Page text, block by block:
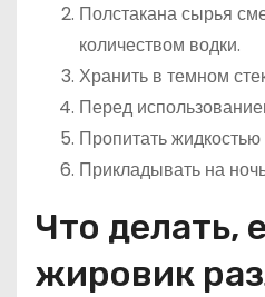
Полстакана сырья
количеством водки.
Хранить в темном
Перед
Пропитать жидкостью
Прикладывать на
Что делать,
жировик